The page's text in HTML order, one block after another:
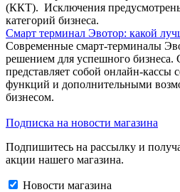
(ККТ). Исключения
категорий бизнеса.
Смарт терминал Эвотор: какой
Современные смарт-терминалы
решением для успешного бизнеса.
представляет собой онлайн-кассы
функций и дополнительными
бизнесом.
Подписка на новости магазина
Подпишитесь на рассылку и
акции нашего магазина.
Новости магазина